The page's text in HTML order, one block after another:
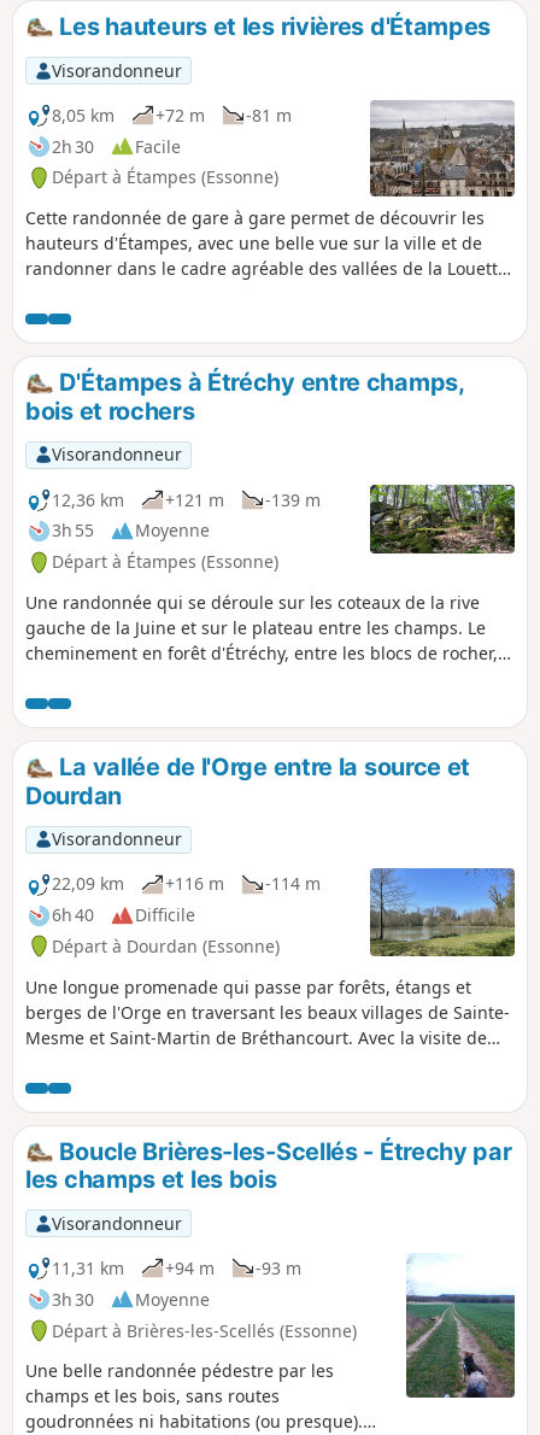
Les hauteurs et les rivières d'Étampes
Visorandonneur
8,05 km
+72 m
-81 m
2h 30
Facile
Départ à Étampes (Essonne)
Cette randonnée de gare à gare permet de découvrir les
hauteurs d'Étampes, avec une belle vue sur la ville et de
randonner dans le cadre agréable des vallées de la Louette
randonnée en rejoignant la gare de départ (1,8km de plus)
et d'en profiter pour visiter cette petite ville qui le mérite.
D'Étampes à Étréchy entre champs,
bois et rochers
Visorandonneur
12,36 km
+121 m
-139 m
3h 55
Moyenne
Départ à Étampes (Essonne)
Une randonnée qui se déroule sur les coteaux de la rive
gauche de la Juine et sur le plateau entre les champs. Le
cheminement en forêt d'Étréchy, entre les blocs de rocher,
La vallée de l'Orge entre la source et
Dourdan
Visorandonneur
22,09 km
+116 m
-114 m
6h 40
Difficile
Départ à Dourdan (Essonne)
Une longue promenade qui passe par forêts, étangs et
berges de l'Orge en traversant les beaux villages de Sainte-
Mesme et Saint-Martin de Bréthancourt. Avec la visite de
promenade le long de l'Orge ou des vieilles fortifications, en
évitant les faubourgs et leurs immeubles.
Boucle Brières-les-Scellés - Étrechy par
les champs et les bois
Visorandonneur
11,31 km
+94 m
-93 m
3h 30
Moyenne
Départ à Brières-les-Scellés (Essonne)
Une belle randonnée pédestre par les
champs et les bois, sans routes
goudronnées ni habitations (ou presque).